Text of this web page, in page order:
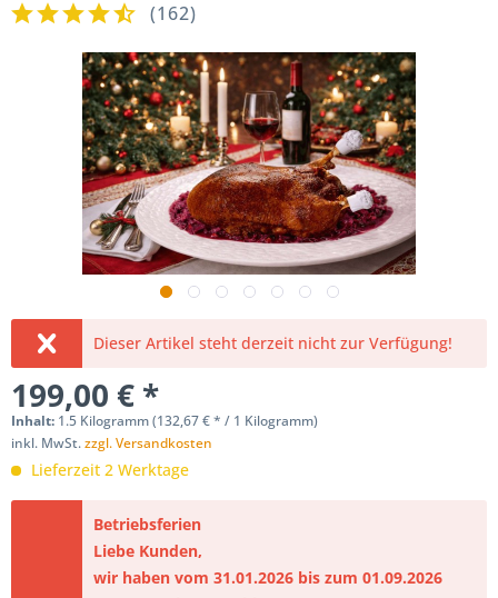
(162)
Dieser Artikel steht derzeit nicht zur Verfügung!
199,00 € *
Inhalt: 1.5 Kilogramm (132,67 € * / 1 Kilogramm)
inkl. MwSt.zzgl. Versandkosten
Lieferzeit 2 Werktage
Betriebsferien
Liebe Kunden,
wir haben vom 31.01.2026 bis zum 01.09.2026